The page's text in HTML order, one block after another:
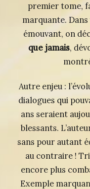
premier tome,
marquante.
émouvant, on
que jamais,
Autre enjeu :
dialogues qui
ans seraient
blessants.
sans pour autant
au contraire !
encore plus
Exemple